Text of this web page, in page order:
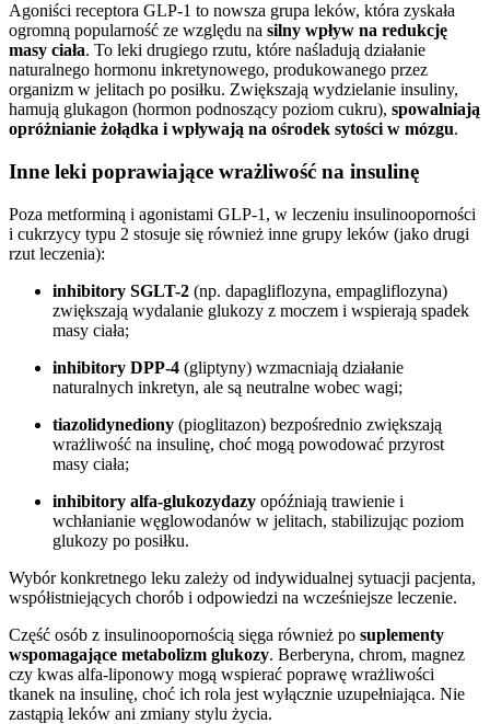
Agoniści receptora GLP-1 to nowsza grupa leków, która zyskała
ogromną popularność ze względu na silny wpływ na redukcję
masy ciała. To leki drugiego rzutu, które naśladują działanie
naturalnego hormonu inkretynowego, produkowanego przez
organizm w jelitach po posiłku. Zwiększają wydzielanie insuliny,
hamują glukagon (hormon podnoszący poziom cukru), spowalniają
opróżnianie żołądka i wpływają na ośrodek sytości w mózgu.
Inne leki poprawiające wrażliwość na insulinę
Poza metforminą i agonistami GLP-1, w leczeniu insulinooporności
i cukrzycy typu 2 stosuje się również inne grupy leków (jako drugi
rzut leczenia):
inhibitory SGLT-2 (np. dapagliflozyna, empagliflozyna)
zwiększają wydalanie glukozy z moczem i wspierają spadek
masy ciała;
inhibitory DPP-4 (gliptyny) wzmacniają działanie
naturalnych inkretyn, ale są neutralne wobec wagi;
tiazolidynediony (pioglitazon) bezpośrednio zwiększają
wrażliwość na insulinę, choć mogą powodować przyrost
masy ciała;
inhibitory alfa-glukozydazy opóźniają trawienie i
wchłanianie węglowodanów w jelitach, stabilizując poziom
glukozy po posiłku.
Wybór konkretnego leku zależy od indywidualnej sytuacji pacjenta,
współistniejących chorób i odpowiedzi na wcześniejsze leczenie.
Część osób z insulinoopornością sięga również po suplementy
wspomagające metabolizm glukozy. Berberyna, chrom, magnez
czy kwas alfa-liponowy mogą wspierać poprawę wrażliwości
tkanek na insulinę, choć ich rola jest wyłącznie uzupełniająca. Nie
zastąpią leków ani zmiany stylu życia.